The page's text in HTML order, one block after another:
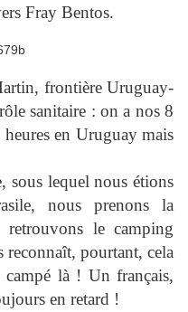
Fray Bentos.
frontière Uruguay-
sanitaire : on a nos 8
en Uruguay mais
sous lequel nous étions
nous prenons la
le camping
reconnaît, pourtant, cela
là ! Un français,
en retard !